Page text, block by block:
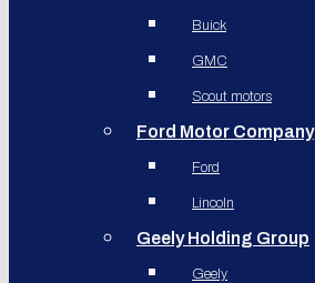
Buick
GMC
Scout motors
Ford Motor Company
Ford
Lincoln
Geely Holding Group
Geely